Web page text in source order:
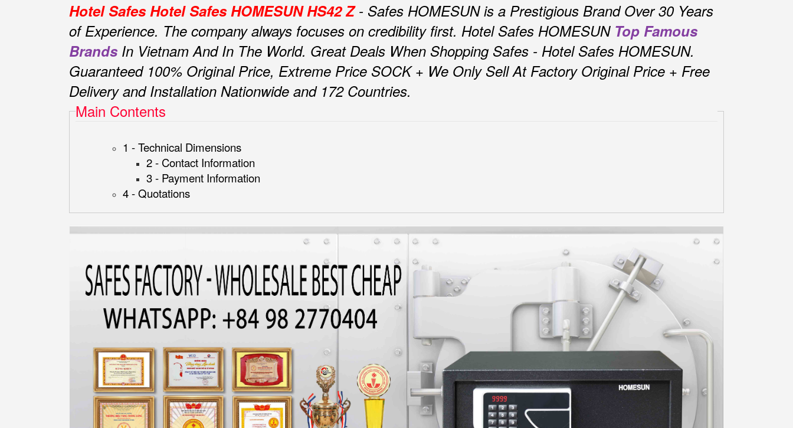
Hotel Safes Hotel Safes HOMESUN HS42 Z- Safes HOMESUN is a Prestigious Brand Over 30 Years
of Experience. The company always focuses on credibility first. Hotel Safes HOMESUN Top Famous
Brands In Vietnam And In The World. Great Deals When Shopping Safes - Hotel Safes HOMESUN.
Guaranteed 100% Original Price, Extreme Price SOCK + We Only Sell At Factory Original Price + Free
Delivery and Installation Nationwide and 172 Countries.
Main Contents
1 - Technical Dimensions
2 - Contact Information
3 - Payment Information
4 - Quotations